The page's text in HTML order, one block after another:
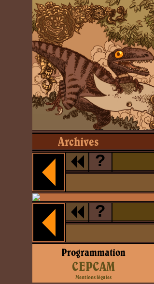
Archives
?
?
Programmation
CEPCAM
Mentions légales